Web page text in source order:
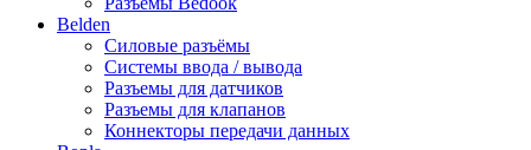
Belden
Силовые разъёмы
Системы ввода / вывода
Разъемы для датчиков
Разъемы для клапанов
Коннекторы передачи данных